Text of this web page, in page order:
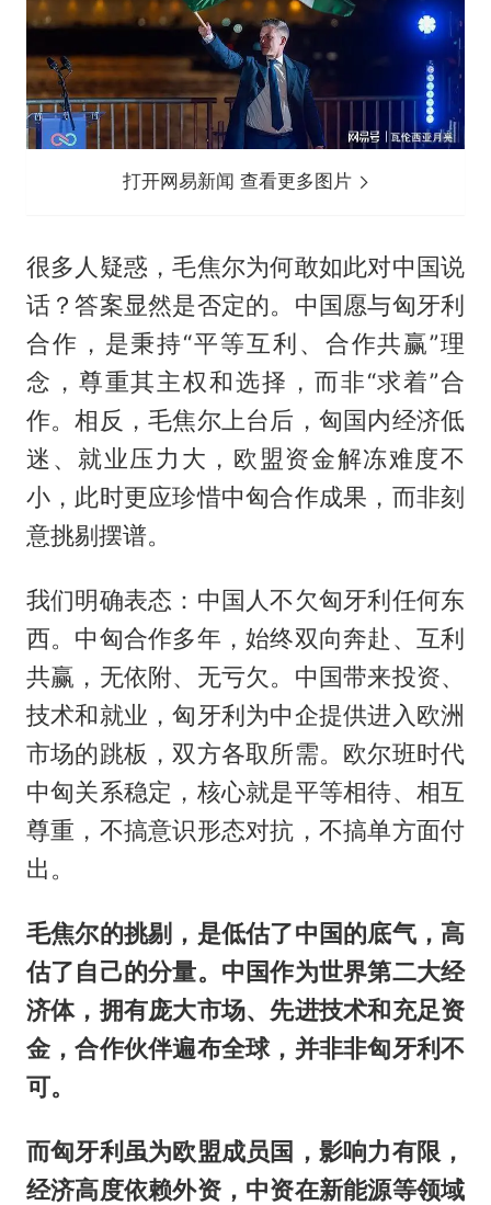
打开网易新闻 查看更多图片
很多人疑惑，毛焦尔为何敢如此对中国说
话？答案显然是否定的。中国愿与匈牙利
合作，是秉持“平等互利、合作共赢”理
念，尊重其主权和选择，而非“求着”合
作。相反，毛焦尔上台后，匈国内经济低
迷、就业压力大，欧盟资金解冻难度不
小，此时更应珍惜中匈合作成果，而非刻
意挑剔摆谱。
我们明确表态：中国人不欠匈牙利任何东
西。中匈合作多年，始终双向奔赴、互利
共赢，无依附、无亏欠。中国带来投资、
技术和就业，匈牙利为中企提供进入欧洲
市场的跳板，双方各取所需。欧尔班时代
中匈关系稳定，核心就是平等相待、相互
尊重，不搞意识形态对抗，不搞单方面付
出。
毛焦尔的挑剔，是低估了中国的底气，高
估了自己的分量。中国作为世界第二大经
济体，拥有庞大市场、先进技术和充足资
金，合作伙伴遍布全球，并非非匈牙利不
可。
而匈牙利虽为欧盟成员国，影响力有限，
经济高度依赖外资，中资在新能源等领域